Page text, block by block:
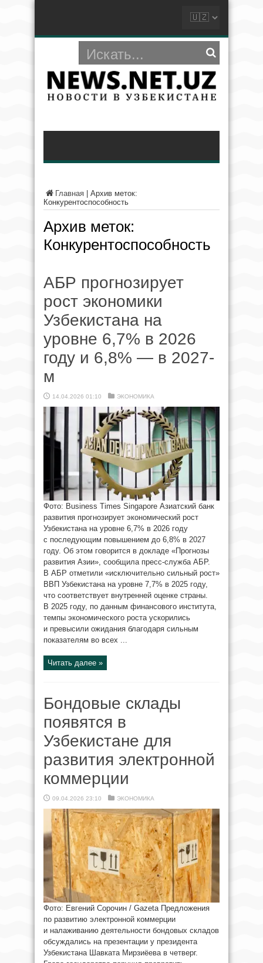
Главная
Архив меток:
Конкурентоспособность
Архив меток:
Конкурентоспособность
АБР прогнозирует
рост экономики
Узбекистана на
уровне 6,7% в 2026
году и 6,8% — в 2027-
м
14.04.2026 01:10 ЭКОНОМИКА
Фото: Business Times Singapore Азиатский банк
развития прогнозирует экономический рост
Узбекистана на уровне 6,7% в 2026 году
с последующим повышением до 6,8% в 2027
году. Об этом говорится в докладе «Прогнозы
развития Азии», сообщила пресс-служба АБР.
В АБР отметили «исключительно сильный рост»
ВВП Узбекистана на уровне 7,7% в 2025 году,
что соответствует внутренней оценке страны.
В 2025 году, по данным финансового института,
темпы экономического роста ускорились
и превысили ожидания благодаря сильным
показателям во всех ...
Читать далее »
Бондовые склады
появятся в
Узбекистане для
развития электронной
коммерции
09.04.2026 23:10 ЭКОНОМИКА
Фото: Евгений Сорочин / Gazeta Предложения
по развитию электронной коммерции
и налаживанию деятельности бондовых складов
обсуждались на презентации у президента
Узбекистана Шавката Мирзиёева в четверг.